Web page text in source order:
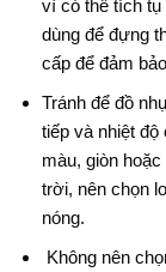
vì có thể tích
dùng để đựng
cấp để đảm
Tránh để đồ
tiếp và nhiệt độ
màu, giòn
trời, nên chọn
nóng.
Không nên